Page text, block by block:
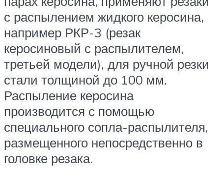
с распылением жидкого керосина,
например РКР-3 (резак
керосиновый с распылителем,
третьей модели), для ручной резки
стали толщиной до 100 мм.
Распыление керосина
производится с помощью
специально­го сопла-распылителя,
размещенного непосред­ственно в
головке резака.